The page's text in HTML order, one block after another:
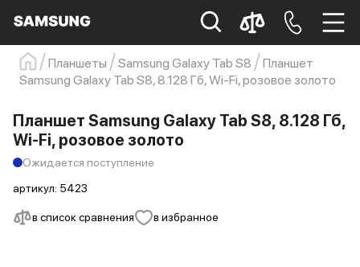
Samsung Смартфон s23
s23 ultra
Планшеты Samsung Galaxy Tab S8
Планшет
Samsung Galaxy Tab S8, 8.128 Гб, Wi-Fi, розовое золото
в список сравнения в избранное
Планшет Samsung Galaxy Tab S8, 8.128 Гб,
Wi-Fi, розовое золото
Ожидается поступление
артикул: 5423